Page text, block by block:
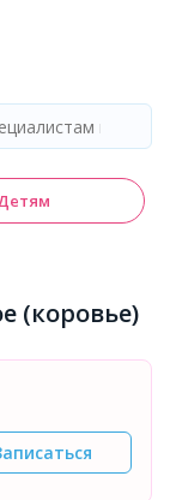
(коровье)